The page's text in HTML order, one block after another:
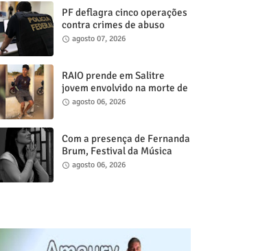
PF deflagra cinco operações
contra crimes de abuso
sexual infanto juvenil em
agosto 07, 2026
RAIO prende em Salitre
jovem envolvido na morte de
psicóloga em Missão Velha
agosto 06, 2026
Com a presença de Fernanda
Brum, Festival da Música
Gospel de Juazeiro do Norte
agosto 06, 2026